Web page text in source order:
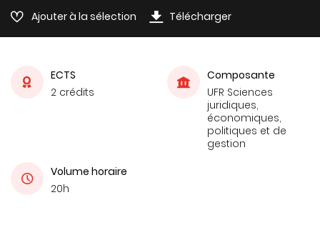
Ajouter à la sélection Télécharger
ECTS
2 crédits
Composante
UFR Sciences
juridiques,
économiques,
politiques et de
gestion
Volume horaire
20h